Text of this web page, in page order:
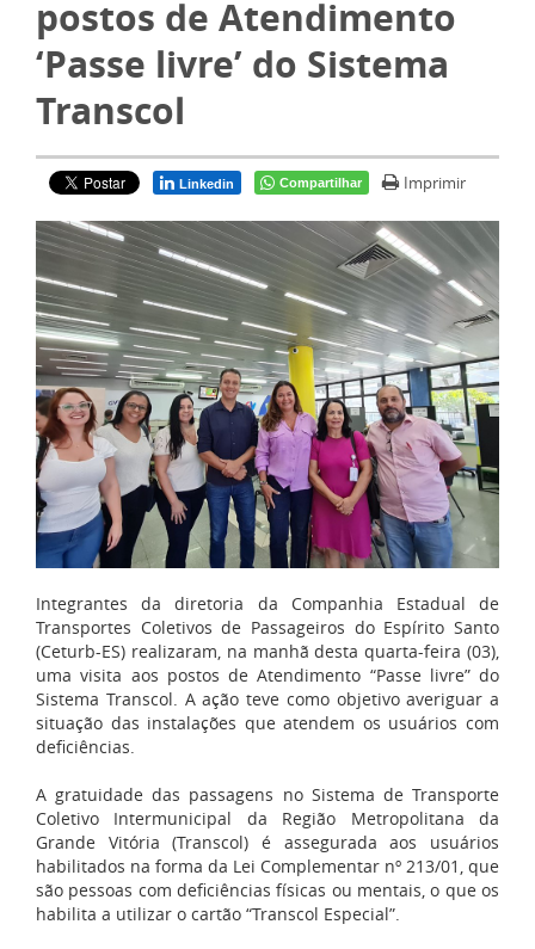
postos de Atendimento
‘Passe livre’ do Sistema
Transcol
Linkedin Compartilhar Imprimir
Integrantes da diretoria da Companhia Estadual de
Transportes Coletivos de Passageiros do Espírito Santo
(Ceturb-ES) realizaram, na manhã desta quarta-feira (03),
uma visita aos postos de Atendimento “Passe livre” do
Sistema Transcol. A ação teve como objetivo averiguar a
situação das instalações que atendem os usuários com
deficiências.
A gratuidade das passagens no Sistema de Transporte
Coletivo Intermunicipal da Região Metropolitana da
Grande Vitória (Transcol) é assegurada aos usuários
habilitados na forma da Lei Complementar nº 213/01, que
são pessoas com deficiências físicas ou mentais, o que os
habilita a utilizar o cartão “Transcol Especial”.